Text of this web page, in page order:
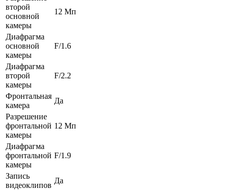
второй
основной
камеры
12 Мп
Диафрагма
основной
камеры
F/1.6
Диафрагма
второй
камеры
F/2.2
Фронтальная
камера
Да
Разрешение
фронтальной
камеры
12 Мп
Диафрагма
фронтальной
камеры
F/1.9
Запись
видеоклипов
Да